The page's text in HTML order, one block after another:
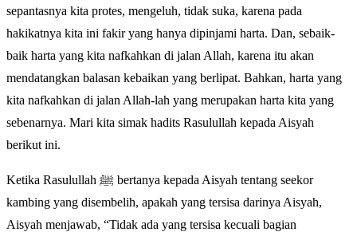
sepantasnya kita protes, mengeluh, tidak suka, karena pada
hakikatnya kita ini fakir yang hanya dipinjami harta. Dan, sebaik-
baik harta yang kita nafkahkan di jalan Allah, karena itu akan
mendatangkan balasan kebaikan yang berlipat. Bahkan, harta yang
kita nafkahkan di jalan Allah-lah yang merupakan harta kita yang
sebenarnya. Mari kita simak hadits Rasulullah kepada Aisyah
berikut ini.
Ketika Rasulullah ﷺ bertanya kepada Aisyah tentang seekor
kambing yang disembelih, apakah yang tersisa darinya Aisyah,
Aisyah menjawab, “Tidak ada yang tersisa kecuali bagian